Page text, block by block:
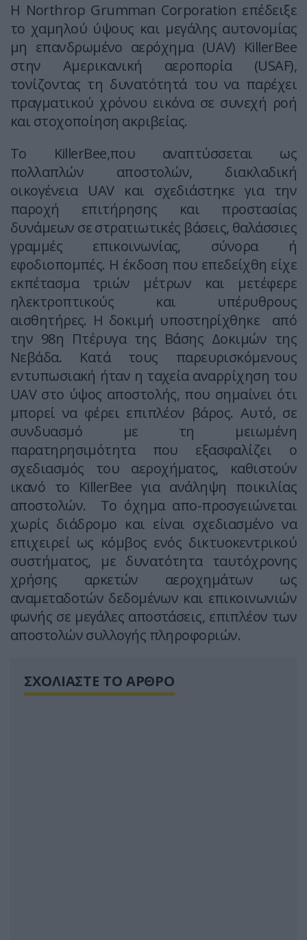
H Northrop Grumman Corporation επέδειξε
το χαμηλού ύψους και μεγάλης αυτονομίας
μη επανδρωμένο αερόχημα (UAV) KillerBee
στην Αμερικανική αεροπορία (USAF),
τονίζοντας τη δυνατότητά του να παρέχει
πραγματικού χρόνου εικόνα σε συνεχή ροή
και στοχοποίηση ακριβείας.
Το KillerBee,που αναπτύσσεται ως
πολλαπλών αποστολών, διακλαδική
οικογένεια UAV και σχεδιάστηκε για την
παροχή επιτήρησης και προστασίας
δυνάμεων σε στρατιωτικές βάσεις, θαλάσσιες
γραμμές επικοινωνίας, σύνορα ή
εφοδιοπομπές. Η έκδοση που επεδείχθη είχε
εκπέτασμα τριών μέτρων και μετέφερε
ηλεκτροπτικούς και υπέρυθρους
αισθητήρες. Η δοκιμή υποστηρίχθηκε από
την 98η Πτέρυγα της Βάσης Δοκιμών της
Νεβάδα. Κατά τους παρευρισκόμενους
εντυπωσιακή ήταν η ταχεία αναρρίχηση του
UAV στο ύψος αποστολής, που σημαίνει ότι
μπορεί να φέρει επιπλέον βάρος. Αυτό, σε
συνδυασμό με τη μειωμένη
παρατηρησιμότητα που εξασφαλίζει ο
σχεδιασμός του αεροχήματος, καθιστούν
ικανό το KillerBee για ανάληψη ποικιλίας
αποστολών. Το όχημα απο-προσγειώνεται
χωρίς διάδρομο και είναι σχεδιασμένο να
επιχειρεί ως κόμβος ενός δικτυοκεντρικού
συστήματος, με δυνατότητα ταυτόχρονης
χρήσης αρκετών αεροχημάτων ως
αναμεταδοτών δεδομένων και επικοινωνιών
φωνής σε μεγάλες αποστάσεις, επιπλέον των
αποστολών συλλογής πληροφοριών.
ΣΧΟΛΙΑΣΤΕ ΤΟ ΑΡΘΡΟ